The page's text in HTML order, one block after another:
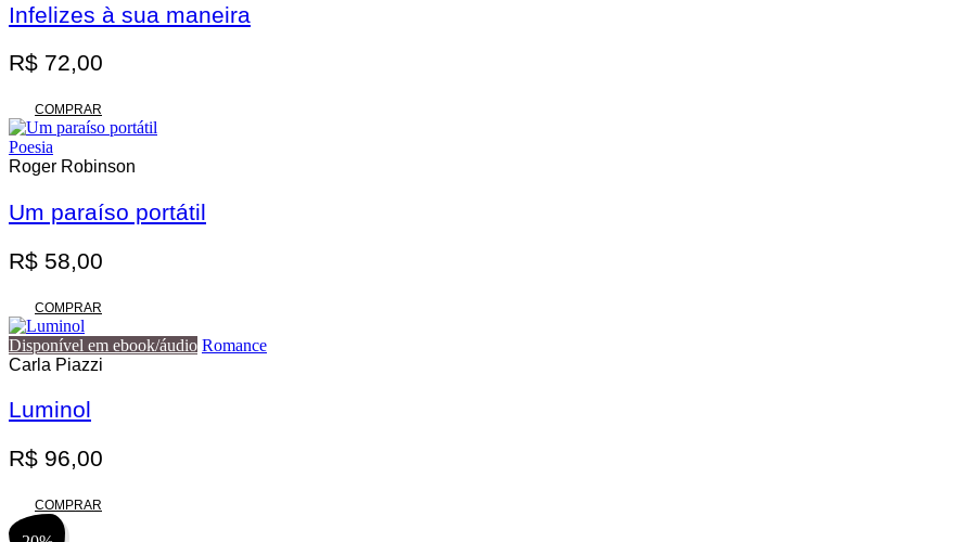
Infelizes à sua maneira
R$ 72,00
COMPRAR
Poesia
Roger Robinson
Um paraíso portátil
R$ 58,00
COMPRAR
Disponível em ebook/áudio Romance
Carla Piazzi
Luminol
R$ 96,00
COMPRAR